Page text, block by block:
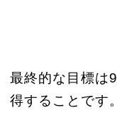
最終的な目標は9
得することです。